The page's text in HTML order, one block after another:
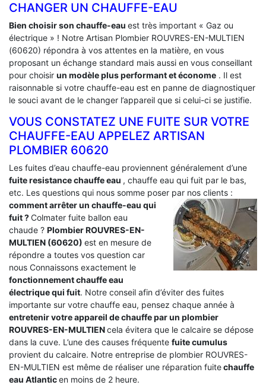
CHANGER UN CHAUFFE-EAU
Bien choisir son chauffe-eau est très important « Gaz ou
électrique » ! Notre Artisan Plombier ROUVRES-EN-MULTIEN
(60620) répondra à vos attentes en la matière, en vous
proposant un échange standard mais aussi en vous conseillant
pour choisir un modèle plus performant et économe . Il est
raisonnable si votre chauffe-eau est en panne de diagnostiquer
le souci avant de le changer l’appareil que si celui-ci se justifie.
VOUS CONSTATEZ UNE FUITE SUR VOTRE
CHAUFFE-EAU APPELEZ ARTISAN
PLOMBIER 60620
Les fuites d’eau chauffe-eau proviennent généralement d’une
fuite resistance chauffe eau , chauffe eau qui fuit par le bas,
etc. Les questions qui nous somme poser par nos clients :
comment arrêter un chauffe-eau qui
fuit ?Colmater fuite ballon eau
chaude ? Plombier ROUVRES-EN-
MULTIEN (60620) est en mesure de
répondre a toutes vos question car
nous Connaissons exactement le
fonctionnement chauffe eau
électrique qui fuit. Notre conseil afin d’éviter des fuites
importante sur votre chauffe eau, pensez chaque année à
entretenir votre appareil de chauffe par un plombier
ROUVRES-EN-MULTIENcela évitera que le calcaire se dépose
dans la cuve. L’une des causes fréquente fuite cumulus
provient du calcaire. Notre entreprise de plombier ROUVRES-
EN-MULTIEN est même de réaliser une réparation fuitechauffe
eau Atlanticen moins de 2 heure.